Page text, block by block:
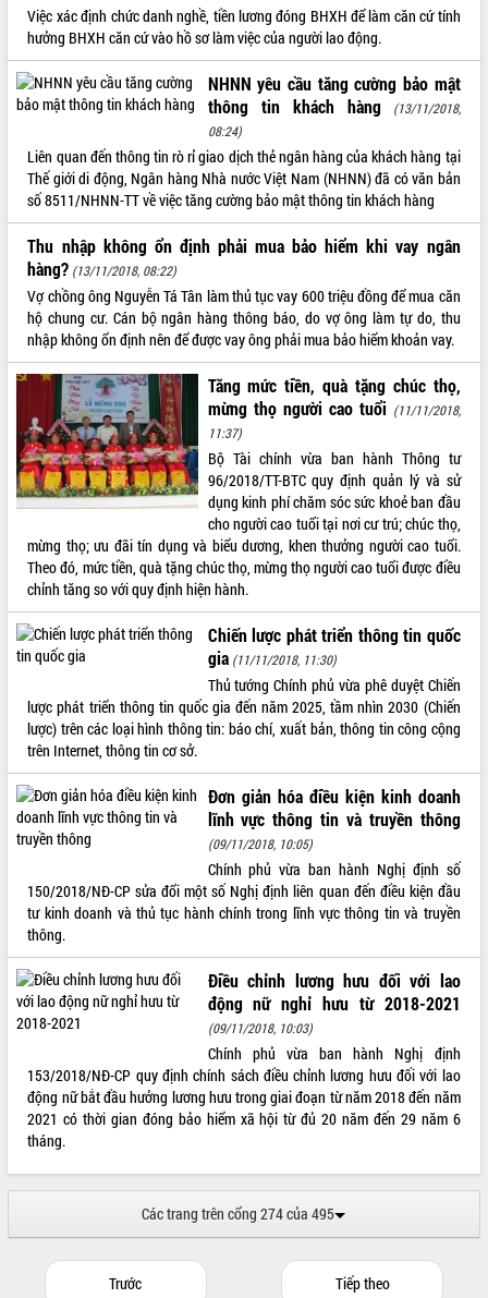
VIDEO
Không có file video nào để phát.
ALBUM ẢNH
LIÊN KẾT WEB
THỐNG KÊ TRUY CẬP
Hôm nay:
5984
Tất cả: 66091652
Việc xác định chức danh nghề, tiền lương đóng BHXH để làm căn cứ tính
hưởng BHXH căn cứ vào hồ sơ làm việc của người lao động.
NHNN yêu cầu tăng cường bảo mật
thông tin khách hàng
(13/11/2018,
08:24)
Liên quan đến thông tin rò rỉ giao dịch thẻ ngân hàng của khách hàng tại
Thế giới di động, Ngân hàng Nhà nước Việt Nam (NHNN) đã có văn bản
số 8511/NHNN-TT về việc tăng cường bảo mật thông tin khách hàng
Thu nhập không ổn định phải mua bảo hiểm khi vay ngân
hàng? (13/11/2018, 08:22)
Vợ chồng ông Nguyễn Tá Tân làm thủ tục vay 600 triệu đồng để mua căn
hộ chung cư. Cán bộ ngân hàng thông báo, do vợ ông làm tự do, thu
nhập không ổn định nên để được vay ông phải mua bảo hiểm khoản vay.
Tăng mức tiền, quà tặng chúc thọ,
mừng thọ người cao tuổi (11/11/2018,
11:37)
Bộ Tài chính vừa ban hành Thông tư
96/2018/TT-BTC quy định quản lý và sử
dụng kinh phí chăm sóc sức khoẻ ban đầu
cho người cao tuổi tại nơi cư trú; chúc thọ,
mừng thọ; ưu đãi tín dụng và biểu dương, khen thưởng người cao tuổi.
Theo đó, mức tiền, quà tặng chúc thọ, mừng thọ người cao tuổi được điều
chỉnh tăng so với quy định hiện hành.
Chiến lược phát triển thông tin quốc
gia (11/11/2018, 11:30)
Thủ tướng Chính phủ vừa phê duyệt Chiến
lược phát triển thông tin quốc gia đến năm 2025, tầm nhìn 2030 (Chiến
lược) trên các loại hình thông tin: báo chí, xuất bản, thông tin công cộng
trên Internet, thông tin cơ sở.
Đơn giản hóa điều kiện kinh doanh
lĩnh vực thông tin và truyền thông
(09/11/2018, 10:05)
Chính phủ vừa ban hành Nghị định số
150/2018/NĐ-CP sửa đổi một số Nghị định liên quan đến điều kiện đầu
tư kinh doanh và thủ tục hành chính trong lĩnh vực thông tin và truyền
thông.
Điều chỉnh lương hưu đối với lao
động nữ nghỉ hưu từ 2018-2021
(09/11/2018, 10:03)
Chính phủ vừa ban hành Nghị định
153/2018/NĐ-CP quy định chính sách điều chỉnh lương hưu đối với lao
động nữ bắt đầu hưởng lương hưu trong giai đoạn từ năm 2018 đến năm
2021 có thời gian đóng bảo hiểm xã hội từ đủ 20 năm đến 29 năm 6
tháng.
Các trang trên cổng 274 của 495
Trước Tiếp theo